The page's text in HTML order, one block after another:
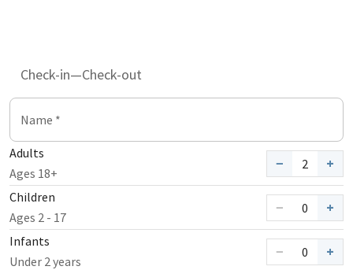
Check-in—Check-out
Name *
Adults
Ages 18+
− 2 +
Children
Ages 2 - 17
− 0 +
Infants
Under 2 years
− 0 +